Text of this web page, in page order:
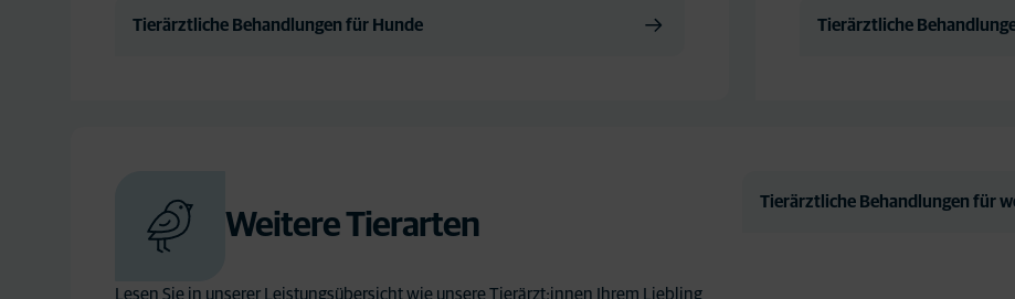
Tierärztliche Behandlungen für Hunde Tierärztliche
Weitere Tierarten
Lesen Sie in unserer Leistungsübersicht wie unsere Tierärzt:innen Ihrem Liebling
Tierärztliche Behandlungen für